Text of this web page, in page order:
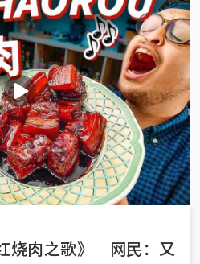
烧肉之歌》 网民：又